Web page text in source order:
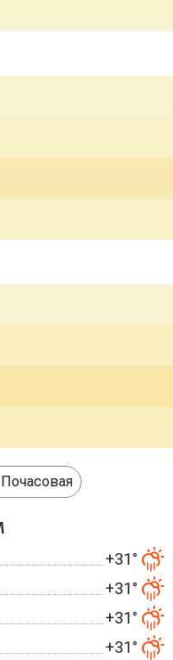
Почасовая
+31°
+31°
+31°
+31°